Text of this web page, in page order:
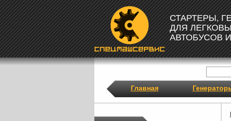
СТАРТЕРЫ,
ДЛЯ
АВТОБУСОВ
Главная